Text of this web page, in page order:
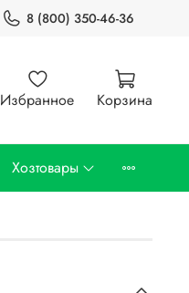
8 (800) 350-46-36
Избранное Корзина
Хозтовары